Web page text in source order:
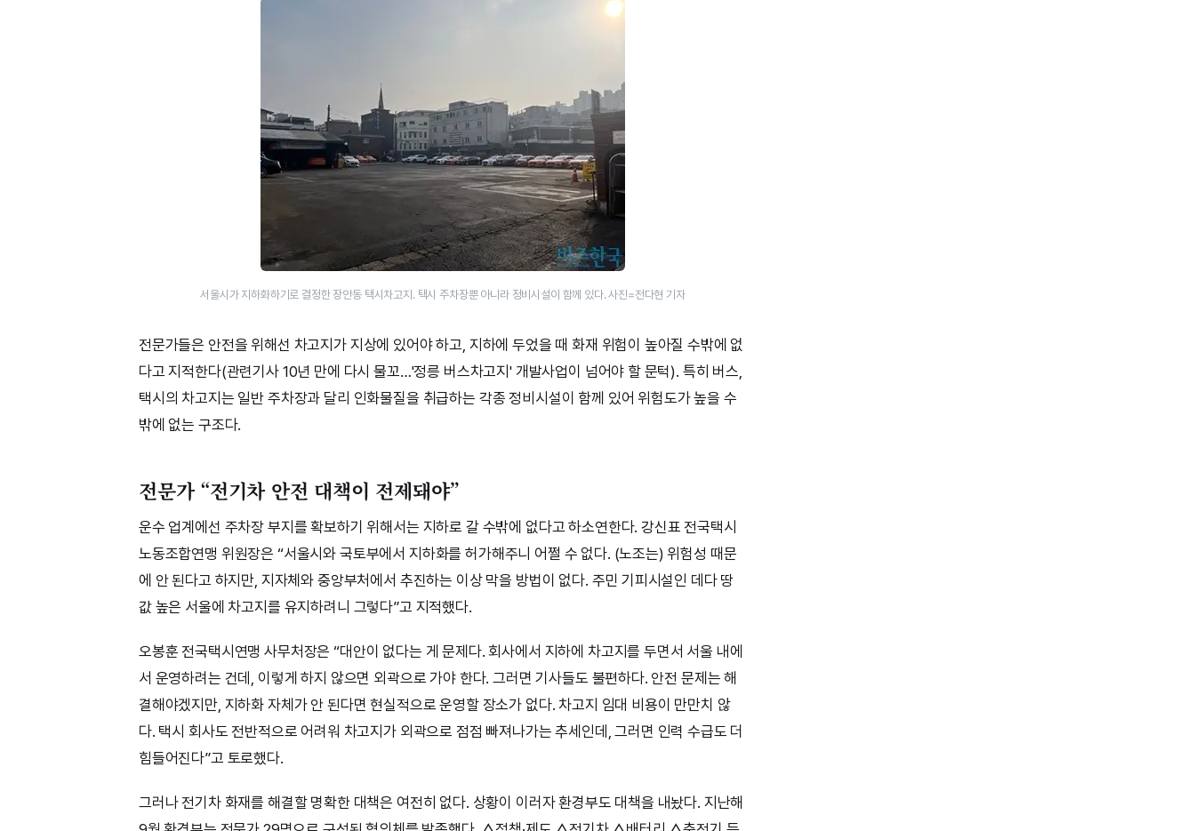
서울시가 지하화하기로 결정한 장안동 택시차고지. 택시 주차장뿐 아니라 정비시설이 함께 있다. 사진=전다현 기자
전문가들은 안전을 위해선 차고지가 지상에 있어야 하고, 지하에 두었을 때 화재 위험이 높아질 수밖에 없
다고 지적한다(관련기사 10년 만에 다시 물꼬…'정릉 버스차고지' 개발사업이 넘어야 할 문턱). 특히 버스,
택시의 차고지는 일반 주차장과 달리 인화물질을 취급하는 각종 정비시설이 함께 있어 위험도가 높을 수
밖에 없는 구조다.
전문가 “전기차 안전 대책이 전제돼야”
운수 업계에선 주차장 부지를 확보하기 위해서는 지하로 갈 수밖에 없다고 하소연한다. 강신표 전국택시
노동조합연맹 위원장은 “서울시와 국토부에서 지하화를 허가해주니 어쩔 수 없다. (노조는) 위험성 때문
에 안 된다고 하지만, 지자체와 중앙부처에서 추진하는 이상 막을 방법이 없다. 주민 기피시설인 데다 땅
값 높은 서울에 차고지를 유지하려니 그렇다”고 지적했다.
오봉훈 전국택시연맹 사무처장은 “대안이 없다는 게 문제다. 회사에서 지하에 차고지를 두면서 서울 내에
서 운영하려는 건데, 이렇게 하지 않으면 외곽으로 가야 한다. 그러면 기사들도 불편하다. 안전 문제는 해
결해야겠지만, 지하화 자체가 안 된다면 현실적으로 운영할 장소가 없다. 차고지 임대 비용이 만만치 않
다. 택시 회사도 전반적으로 어려워 차고지가 외곽으로 점점 빠져나가는 추세인데, 그러면 인력 수급도 더
힘들어진다”고 토로했다.
그러나 전기차 화재를 해결할 명확한 대책은 여전히 없다. 상황이 이러자 환경부도 대책을 내놨다. 지난해